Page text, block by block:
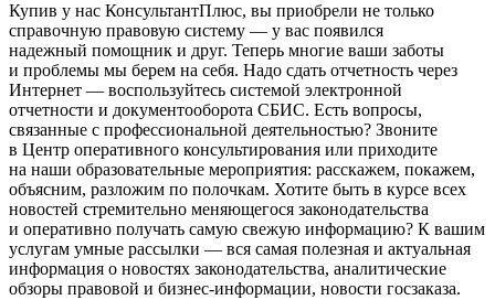
Купив у нас КонсультантПлюс, вы приобрели не только
справочную правовую систему — у вас появился
надежный помощник и друг. Теперь многие ваши заботы
и проблемы мы берем на себя. Надо сдать отчетность через
Интернет — воспользуйтесь системой электронной
отчетности и документооборота СБИС. Есть вопросы,
связанные с профессиональной деятельностью? Звоните
в Центр оперативного консультирования или приходите
на наши образовательные мероприятия: расскажем, покажем,
объясним, разложим по полочкам. Хотите быть в курсе всех
новостей стремительно меняющегося законодательства
и оперативно получать самую свежую информацию? К вашим
услугам умные рассылки — вся самая полезная и актуальная
информация о новостях законодательства, аналитические
обзоры правовой и бизнес-информации, новости госзаказа.